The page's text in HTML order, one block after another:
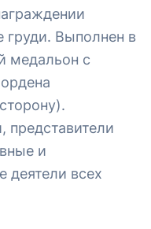
груди. Выполнен в
медальон с
и
деятели всех